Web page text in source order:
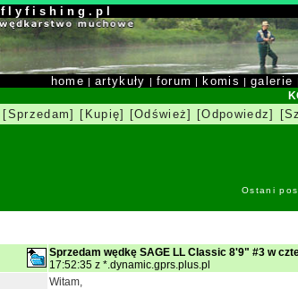
f l y f i s h i n g . p l
home |artykuły | forum | komis |galerie
[Sprzedam] [Kupię] [Odśwież] [Odpowiedz]
Ostani
Sprzedam wędkę SAGE LL Classic 8'9" #3 w
17:52:35 z *.dynamic.gprs.plus.pl
Witam,